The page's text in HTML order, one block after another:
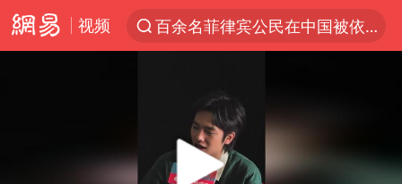
视频
百余名菲律宾公民在中国被依法处理
重大涉诈逃犯檀某落网
外交部：藏南地区是中国领土
百花奖完整获奖名单公布